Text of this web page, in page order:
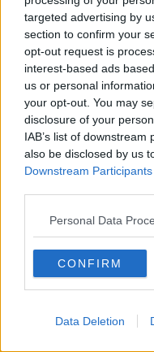
targeted advertising by
section to confirm your
opt-out request is
interest-based ads
us or personal
your opt-out. You may
disclosure of your
IAB’s list of
also be disclosed by us
Downstream Participants
Personal Data
CONFIRM
Data Deletion
costa fino a Val di Cornia
corrispondenza dei bacini
Ombrone Bisenzio,
dell'Arno, Cornia e isole.
L'allerta per mareggiate
domani mattina,
mezzanotte di domani, e
bacini Foce dell'Arno,
Le province interessate
Lucca, Pisa, Livorno
etrusca e nell'interno
livello moderato
(PI), Bibbona (LI), Casale
(LI), Castelnuovo di Val di
Marittimo (PI) e Pomarance
Potranno verificarsi,a